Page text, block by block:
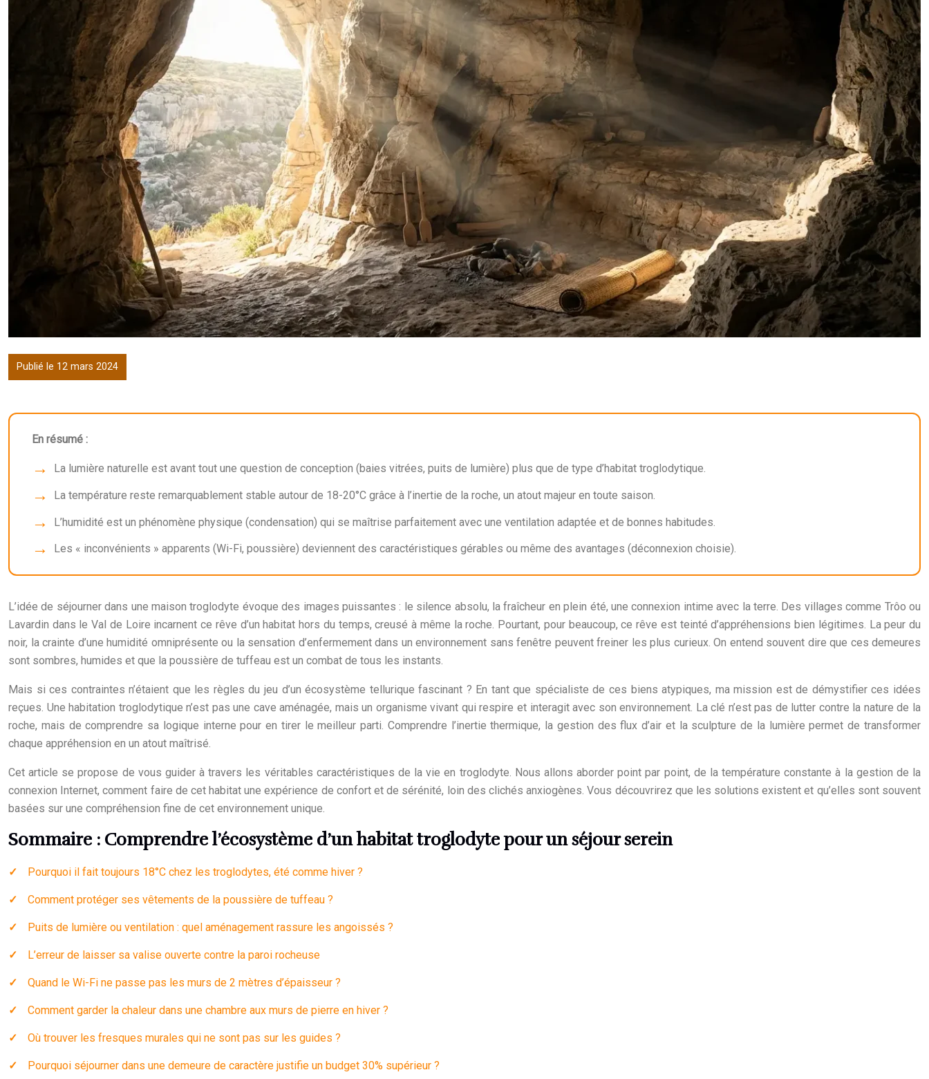
Publié le 12 mars 2024
En résumé :
La lumière naturelle est avant tout une question de conception (baies vitrées, puits de lumière) plus que de type d’habitat troglodytique.
La température reste remarquablement stable autour de 18-20°C grâce à l’inertie de la roche, un atout majeur en toute saison.
L’humidité est un phénomène physique (condensation) qui se maîtrise parfaitement avec une ventilation adaptée et de bonnes habitudes.
Les « inconvénients » apparents (Wi-Fi, poussière) deviennent des caractéristiques gérables ou même des avantages (déconnexion choisie).
L’idée de séjourner dans une maison troglodyte évoque des images puissantes : le silence absolu, la fraîcheur en plein été, une connexion intime avec la terre. Des villages comme Trôo ou
Lavardin dans le Val de Loire incarnent ce rêve d’un habitat hors du temps, creusé à même la roche. Pourtant, pour beaucoup, ce rêve est teinté d’appréhensions bien légitimes. La peur du
noir, la crainte d’une humidité omniprésente ou la sensation d’enfermement dans un environnement sans fenêtre peuvent freiner les plus curieux. On entend souvent dire que ces demeures
sont sombres, humides et que la poussière de tuffeau est un combat de tous les instants.
Mais si ces contraintes n’étaient que les règles du jeu d’un écosystème tellurique fascinant ? En tant que spécialiste de ces biens atypiques, ma mission est de démystifier ces idées
reçues. Une habitation troglodytique n’est pas une cave aménagée, mais un organisme vivant qui respire et interagit avec son environnement. La clé n’est pas de lutter contre la nature de la
roche, mais de comprendre sa logique interne pour en tirer le meilleur parti. Comprendre l’inertie thermique, la gestion des flux d’air et la sculpture de la lumière permet de transformer
chaque appréhension en un atout maîtrisé.
Cet article se propose de vous guider à travers les véritables caractéristiques de la vie en troglodyte. Nous allons aborder point par point, de la température constante à la gestion de la
connexion Internet, comment faire de cet habitat une expérience de confort et de sérénité, loin des clichés anxiogènes. Vous découvrirez que les solutions existent et qu’elles sont souvent
basées sur une compréhension fine de cet environnement unique.
Sommaire : Comprendre l’écosystème d’un habitat troglodyte pour un séjour serein
Pourquoi il fait toujours 18°C chez les troglodytes, été comme hiver ?
Comment protéger ses vêtements de la poussière de tuffeau ?
Puits de lumière ou ventilation : quel aménagement rassure les angoissés ?
L’erreur de laisser sa valise ouverte contre la paroi rocheuse
Quand le Wi-Fi ne passe pas les murs de 2 mètres d’épaisseur ?
Comment garder la chaleur dans une chambre aux murs de pierre en hiver ?
Où trouver les fresques murales qui ne sont pas sur les guides ?
Pourquoi séjourner dans une demeure de caractère justifie un budget 30% supérieur ?